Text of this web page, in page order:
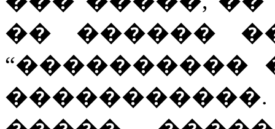
�� ������
“����������